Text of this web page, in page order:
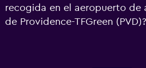
recogida en el aeropuerto de
de Providence-TFGreen (PVD)?